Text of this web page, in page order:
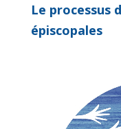
Le processus
épiscopales